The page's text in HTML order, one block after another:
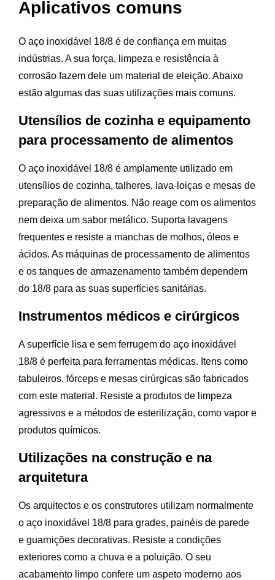
Aplicativos comuns
O aço inoxidável 18/8 é de confiança em muitas
indústrias. A sua força, limpeza e resistência à
corrosão fazem dele um material de eleição. Abaixo
estão algumas das suas utilizações mais comuns.
Utensílios de cozinha e equipamento
para processamento de alimentos
O aço inoxidável 18/8 é amplamente utilizado em
utensílios de cozinha, talheres, lava-loiças e mesas de
preparação de alimentos. Não reage com os alimentos
nem deixa um sabor metálico. Suporta lavagens
frequentes e resiste a manchas de molhos, óleos e
ácidos. As máquinas de processamento de alimentos
e os tanques de armazenamento também dependem
do 18/8 para as suas superfícies sanitárias.
Instrumentos médicos e cirúrgicos
A superfície lisa e sem ferrugem do aço inoxidável
18/8 é perfeita para ferramentas médicas. Itens como
tabuleiros, fórceps e mesas cirúrgicas são fabricados
com este material. Resiste a produtos de limpeza
agressivos e a métodos de esterilização, como vapor e
produtos químicos.
Utilizações na construção e na
arquitetura
Os arquitectos e os construtores utilizam normalmente
o aço inoxidável 18/8 para grades, painéis de parede
e guarnições decorativas. Resiste a condições
exteriores como a chuva e a poluição. O seu
acabamento limpo confere um aspeto moderno aos